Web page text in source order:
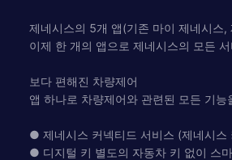
제네시스의 5개 앱(기존 마이 제네시스
이제 한 개의 앱으로 제네시스의 모든
보다 편해진 차량제어
앱 하나로 차량제어와 관련된 모든 기능
● 제네시스 커넥티드 서비스 (제네시스
● 디지털 키 별도의 자동차 키 없이 스